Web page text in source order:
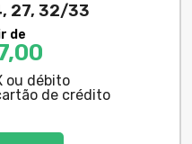
27, 32/33
de
ou débito
de crédito